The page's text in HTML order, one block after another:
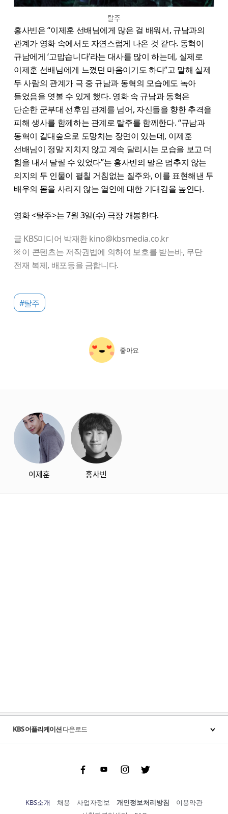
탈주
홍사빈은 “이제훈 선배님에게 많은 걸 배워서, 규남과의
관계가 영화 속에서도 자연스럽게 나온 것 같다. 동혁이
규남에게 ‘고맙습니다’라는 대사를 많이 하는데, 실제로
이제훈 선배님에게 느꼈던 마음이기도 하다”고 말해 실제
두 사람의 관계가 극 중 규남과 동혁의 모습에도 녹아
들었음을 엿볼 수 있게 했다. 영화 속 규남과 동혁은
단순한 군부대 선후임 관계를 넘어, 자신들을 향한 추격을
피해 생사를 함께하는 관계로 탈주를 함께한다. “규남과
동혁이 갈대숲으로 도망치는 장면이 있는데, 이제훈
선배님이 정말 지치지 않고 계속 달리시는 모습을 보고 더
힘을 내서 달릴 수 있었다”는 홍사빈의 말은 멈추지 않는
의지의 두 인물이 펼칠 거침없는 질주와, 이를 표현해낸 두
배우의 몸을 사리지 않는 열연에 대한 기대감을 높인다.
영화 <탈주>는 7월 3일(수) 극장 개봉한다.
글 KBS미디어 박재환 kino@kbsmedia.co.kr
※ 이 콘텐츠는 저작권법에 의하여 보호를 받는바, 무단
전재 복제, 배포등을 금합니다.
#탈주
좋아요
이제훈 홍사빈
KBS 어플리케이션다운로드
FacebookYoutubeInstgram Twitter
KBS소개 채용 사업자정보 개인정보처리방침
이용약관